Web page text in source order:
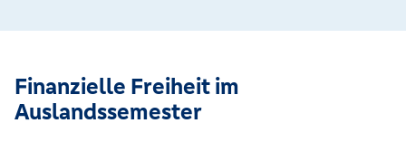
Finanzielle Freiheit im
Auslandssemester